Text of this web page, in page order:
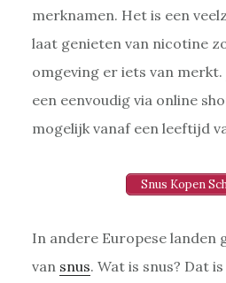
merknamen. Het is een
laat genieten van nicotine
omgeving er iets van merkt.
een eenvoudig via online
mogelijk vanaf een leeftijd
Snus Kopen
In andere Europese landen
van snus. Wat is snus? Dat